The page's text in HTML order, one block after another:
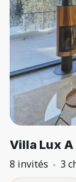
Villa Lux
8 invités 3